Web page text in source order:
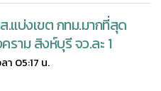
.แบ่งเขต กทม.มากที่สุด
าม สิงห์บุรี จว.ละ 1
า 05:17 น.